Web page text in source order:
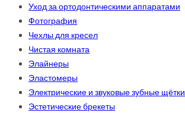
Уход за ортодонтическими аппаратами
Фотография
Чехлы для кресел
Чистая комната
Элайнеры
Эластомеры
Электрические и звуковые зубные щётки
Эстетические брекеты